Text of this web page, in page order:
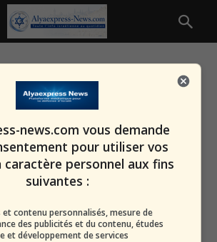
news.com vous demande
pour utiliser vos
caractère personnel aux fins
suivantes :
et contenu personnalisés, mesure de
des publicités et du contenu, études
et développement de services